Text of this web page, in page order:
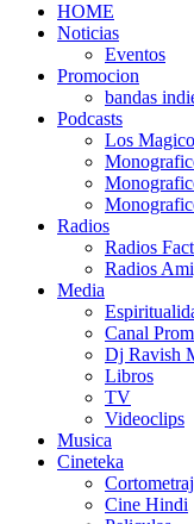
HOME
Noticias
Eventos
Promocion
bandas
Podcasts
Los
Radios
Radios
Radios
Media
Canal
Dj Ravish
Libros
TV
Videoclips
Musica
Cineteka
Cine Hindi